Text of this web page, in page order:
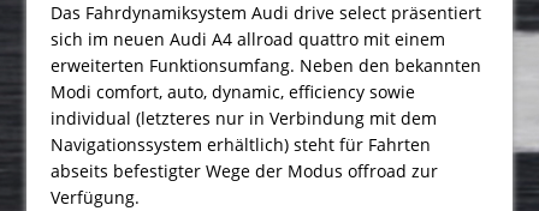
Das Fahrdynamiksystem Audi drive select präsentiert
sich im neuen Audi A4 allroad quattro mit einem
erweiterten Funktionsumfang. Neben den bekannten
Modi comfort, auto, dynamic, efficiency sowie
individual (letzteres nur in Verbindung mit dem
Navigationssystem erhältlich) steht für Fahrten
abseits befestigter Wege der Modus offroad zur
Verfügung.